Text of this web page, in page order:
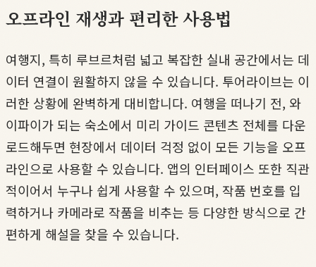
오프라인 재생과 편리한 사용법
여행지, 특히 루브르처럼 넓고 복잡한 실내 공간에서는 데
이터 연결이 원활하지 않을 수 있습니다. 투어라이브는 이
러한 상황에 완벽하게 대비합니다. 여행을 떠나기 전, 와
이파이가 되는 숙소에서 미리 가이드 콘텐츠 전체를 다운
로드해두면 현장에서 데이터 걱정 없이 모든 기능을 오프
라인으로 사용할 수 있습니다. 앱의 인터페이스 또한 직관
적이어서 누구나 쉽게 사용할 수 있으며, 작품 번호를 입
력하거나 카메라로 작품을 비추는 등 다양한 방식으로 간
편하게 해설을 찾을 수 있습니다.